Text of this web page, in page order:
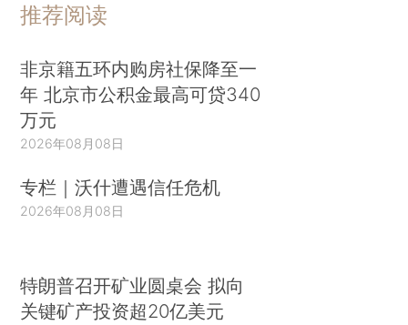
推荐阅读
非京籍五环内购房社保降至一
年 北京市公积金最高可贷340
万元
2026年08月08日
专栏｜沃什遭遇信任危机
2026年08月08日
特朗普召开矿业圆桌会 拟向
关键矿产投资超20亿美元